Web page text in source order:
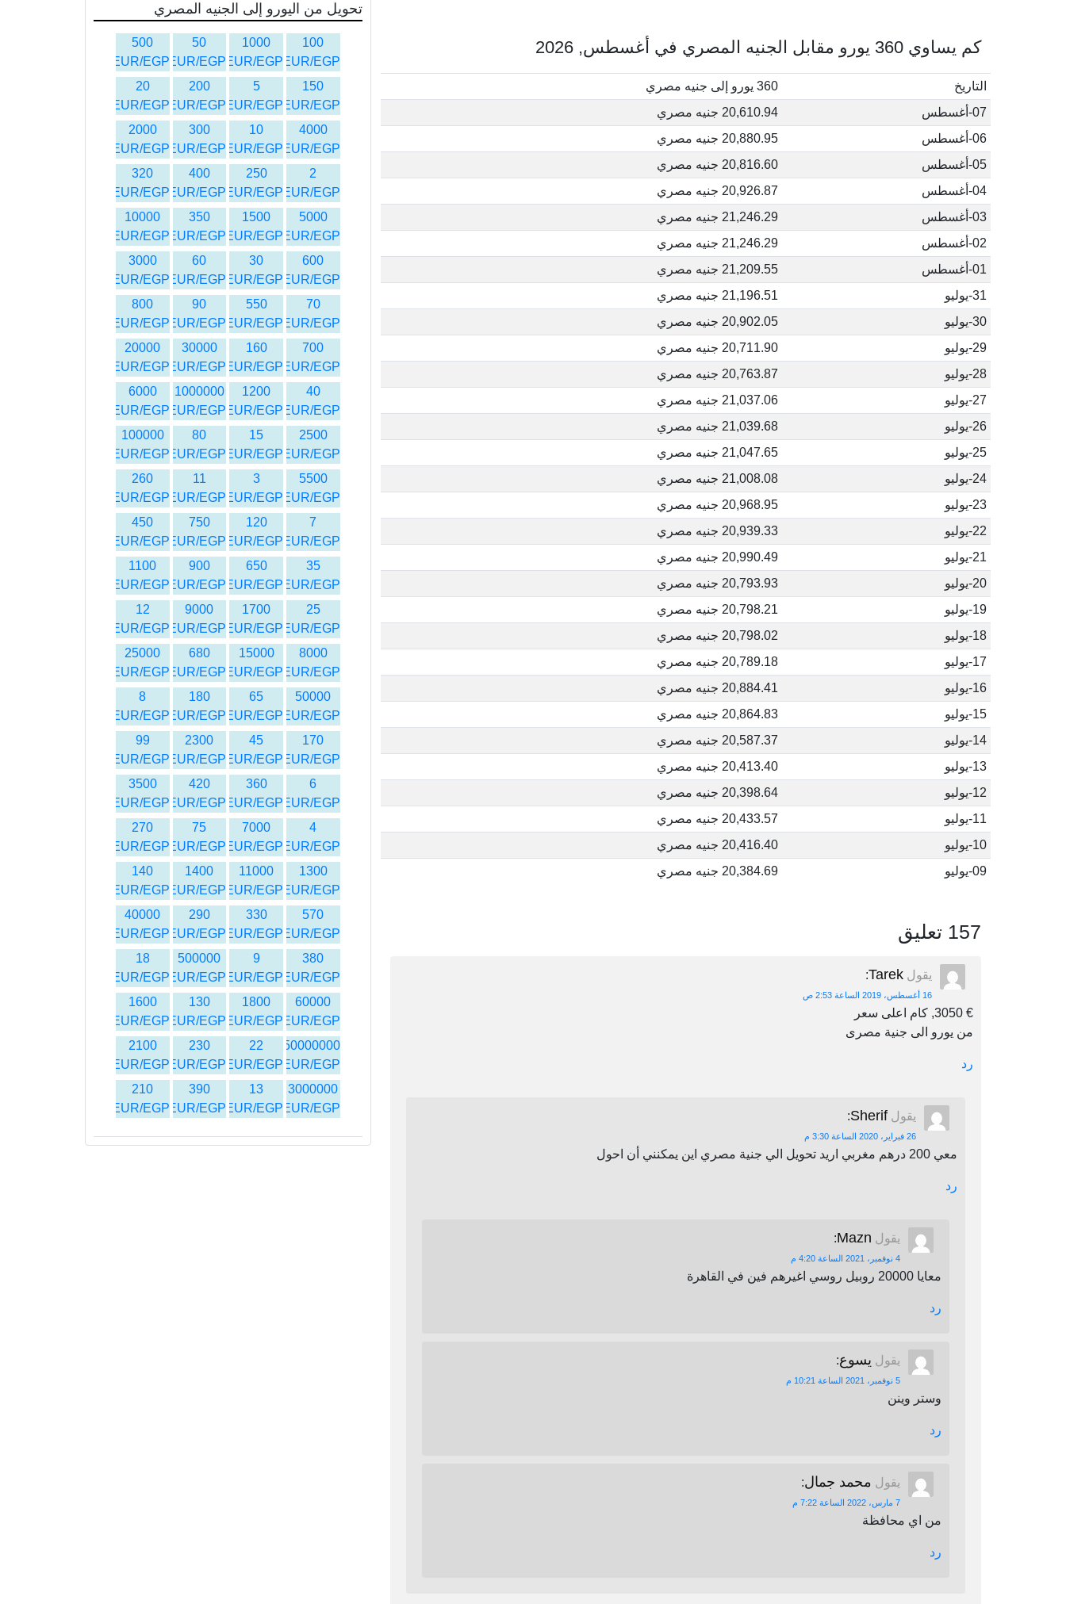
كم يساوي 360 يورو مقابل الجنيه المصري في أغسطس, 2026
التاريخ
360 يورو إلى جنيه مصري
07-أغسطس
20,610.94 جنيه مصري
06-أغسطس
20,880.95 جنيه مصري
05-أغسطس
20,816.60 جنيه مصري
04-أغسطس
20,926.87 جنيه مصري
03-أغسطس
21,246.29 جنيه مصري
02-أغسطس
21,246.29 جنيه مصري
01-أغسطس
21,209.55 جنيه مصري
31-يوليو
21,196.51 جنيه مصري
30-يوليو
20,902.05 جنيه مصري
29-يوليو
20,711.90 جنيه مصري
28-يوليو
20,763.87 جنيه مصري
27-يوليو
21,037.06 جنيه مصري
26-يوليو
21,039.68 جنيه مصري
25-يوليو
21,047.65 جنيه مصري
24-يوليو
21,008.08 جنيه مصري
23-يوليو
20,968.95 جنيه مصري
22-يوليو
20,939.33 جنيه مصري
21-يوليو
20,990.49 جنيه مصري
20-يوليو
20,793.93 جنيه مصري
19-يوليو
20,798.21 جنيه مصري
18-يوليو
20,798.02 جنيه مصري
17-يوليو
20,789.18 جنيه مصري
16-يوليو
20,884.41 جنيه مصري
15-يوليو
20,864.83 جنيه مصري
14-يوليو
20,587.37 جنيه مصري
13-يوليو
20,413.40 جنيه مصري
12-يوليو
20,398.64 جنيه مصري
11-يوليو
20,433.57 جنيه مصري
10-يوليو
20,416.40 جنيه مصري
09-يوليو
20,384.69 جنيه مصري
157 تعليق
يقول Tarek
:
16 أغسطس، 2019 الساعة 2:53 ص
€ 3050, كام اعلى سعر
من يورو الى جنية مصرى
رد
يقول Sherif
:
26 فبراير، 2020 الساعة 3:30 م
معي 200 درهم مغربي اريد تحويل الي جنية مصري اين يمكنني أن احول
رد
يقول Mazn
:
4 نوفمبر، 2021 الساعة 4:20 م
معايا 20000 روبيل روسي اغيرهم فين في القاهرة
رد
يقول يسوع:
5 نوفمبر، 2021 الساعة 10:21 م
وستر وينن
رد
يقول محمد جمال:
7 مارس، 2022 الساعة 7:22 م
من اي محافظة
رد
تحويل من اليورو إلى الجنيه المصري
100
EUR/EGP
1000
EUR/EGP
50
EUR/EGP
500
EUR/EGP
150
EUR/EGP
5
EUR/EGP
200
EUR/EGP
20
EUR/EGP
4000
EUR/EGP
10
EUR/EGP
300
EUR/EGP
2000
EUR/EGP
2
EUR/EGP
250
EUR/EGP
400
EUR/EGP
320
EUR/EGP
5000
EUR/EGP
1500
EUR/EGP
350
EUR/EGP
10000
EUR/EGP
600
EUR/EGP
30
EUR/EGP
60
EUR/EGP
3000
EUR/EGP
70
EUR/EGP
550
EUR/EGP
90
EUR/EGP
800
EUR/EGP
700
EUR/EGP
160
EUR/EGP
30000
EUR/EGP
20000
EUR/EGP
40
EUR/EGP
1200
EUR/EGP
1000000
EUR/EGP
6000
EUR/EGP
2500
EUR/EGP
15
EUR/EGP
80
EUR/EGP
100000
EUR/EGP
5500
EUR/EGP
3
EUR/EGP
11
EUR/EGP
260
EUR/EGP
7
EUR/EGP
120
EUR/EGP
750
EUR/EGP
450
EUR/EGP
35
EUR/EGP
650
EUR/EGP
900
EUR/EGP
1100
EUR/EGP
25
EUR/EGP
1700
EUR/EGP
9000
EUR/EGP
12
EUR/EGP
8000
EUR/EGP
15000
EUR/EGP
680
EUR/EGP
25000
EUR/EGP
50000
EUR/EGP
65
EUR/EGP
180
EUR/EGP
8
EUR/EGP
170
EUR/EGP
45
EUR/EGP
2300
EUR/EGP
99
EUR/EGP
6
EUR/EGP
360
EUR/EGP
420
EUR/EGP
3500
EUR/EGP
4
EUR/EGP
7000
EUR/EGP
75
EUR/EGP
270
EUR/EGP
1300
EUR/EGP
11000
EUR/EGP
1400
EUR/EGP
140
EUR/EGP
570
EUR/EGP
330
EUR/EGP
290
EUR/EGP
40000
EUR/EGP
380
EUR/EGP
9
EUR/EGP
500000
EUR/EGP
18
EUR/EGP
60000
EUR/EGP
1800
EUR/EGP
130
EUR/EGP
1600
EUR/EGP
150000000
EUR/EGP
22
EUR/EGP
230
EUR/EGP
2100
EUR/EGP
3000000
EUR/EGP
13
EUR/EGP
390
EUR/EGP
210
EUR/EGP